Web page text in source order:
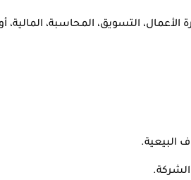
التسويق، المحاسبة،